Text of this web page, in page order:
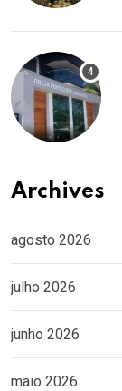
Archives
agosto 2026
julho 2026
junho 2026
maio 2026